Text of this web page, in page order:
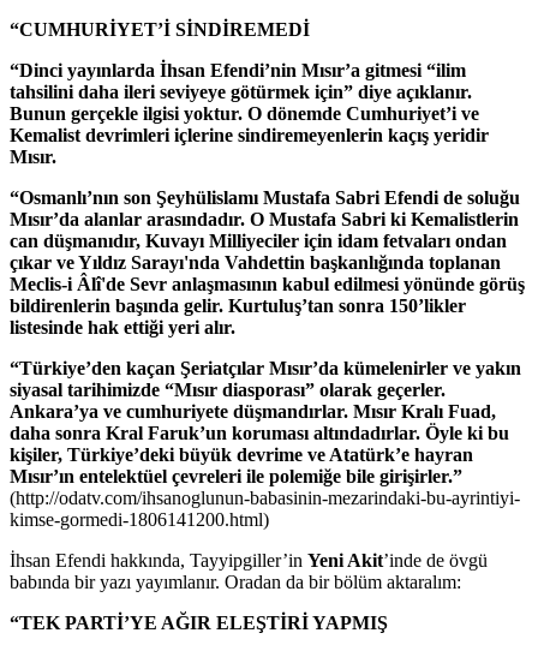
“CUMHURİYET’İ SİNDİREMEDİ
“Dinci yayınlarda İhsan Efendi’nin Mısır’a gitmesi “ilim
tahsilini daha ileri seviyeye götürmek için” diye açıklanır.
Bunun gerçekle ilgisi yoktur. O dönemde Cumhuriyet’i ve
Kemalist devrimleri içlerine sindiremeyenlerin kaçış yeridir
Mısır.
“Osmanlı’nın son Şeyhülislamı Mustafa Sabri Efendi de soluğu
Mısır’da alanlar arasındadır. O Mustafa Sabri ki Kemalistlerin
can düşmanıdır, Kuvayı Milliyeciler için idam fetvaları ondan
çıkar ve Yıldız Sarayı'nda Vahdettin başkanlığında toplanan
Meclis-i Âlî'de Sevr anlaşmasının kabul edilmesi yönünde görüş
bildirenlerin başında gelir. Kurtuluş’tan sonra 150’likler
listesinde hak ettiği yeri alır.
“Türkiye’den kaçan Şeriatçılar Mısır’da kümelenirler ve yakın
siyasal tarihimizde “Mısır diasporası” olarak geçerler.
Ankara’ya ve cumhuriyete düşmandırlar. Mısır Kralı Fuad,
daha sonra Kral Faruk’un koruması altındadırlar. Öyle ki bu
kişiler, Türkiye’deki büyük devrime ve Atatürk’e hayran
Mısır’ın entelektüel çevreleri ile polemiğe bile girişirler.”
(http://odatv.com/ihsanoglunun-babasinin-mezarindaki-bu-ayrintiyi-
kimse-gormedi-1806141200.html)
İhsan Efendi hakkında, Tayyipgiller’in Yeni Akit’inde de övgü
babında bir yazı yayımlanır. Oradan da bir bölüm aktaralım:
“TEK PARTİ’YE AĞIR ELEŞTİRİ YAPMIŞ